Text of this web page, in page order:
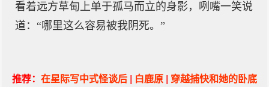
看着远方草甸上单于孤马而立的身影，咧嘴一笑说
道：“哪里这么容易被我阴死。”
推荐： 在星际写中式怪谈后 | 白鹿原 | 穿越捕快和她的卧底